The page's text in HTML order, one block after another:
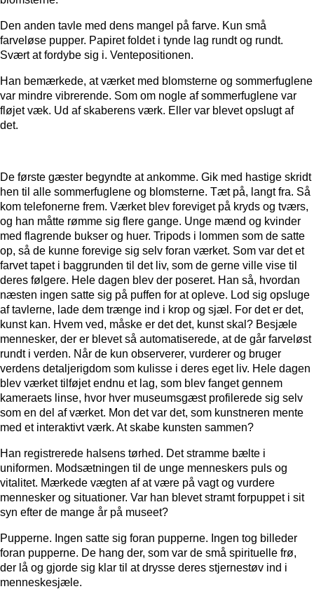
Den anden tavle med dens mangel på farve. Kun små
farveløse pupper. Papiret foldet i tynde lag rundt og rundt.
Svært at fordybe sig i. Ventepositionen.
Han bemærkede, at værket med blomsterne og sommerfuglene
var mindre vibrerende. Som om nogle af sommerfuglene var
fløjet væk. Ud af skaberens værk. Eller var blevet opslugt af
det.
De første gæster begyndte at ankomme. Gik med hastige skridt
hen til alle sommerfuglene og blomsterne. Tæt på, langt fra. Så
kom telefonerne frem. Værket blev foreviget på kryds og tværs,
og han måtte rømme sig flere gange. Unge mænd og kvinder
med flagrende bukser og huer. Tripods i lommen som de satte
op, så de kunne forevige sig selv foran værket. Som var det et
farvet tapet i baggrunden til det liv, som de gerne ville vise til
deres følgere. Hele dagen blev der poseret. Han så, hvordan
næsten ingen satte sig på puffen for at opleve. Lod sig opsluge
af tavlerne, lade dem trænge ind i krop og sjæl. For det er det,
kunst kan. Hvem ved, måske er det det, kunst skal? Besjæle
mennesker, der er blevet så automatiserede, at de går farveløst
rundt i verden. Når de kun observerer, vurderer og bruger
verdens detaljerigdom som kulisse i deres eget liv. Hele dagen
blev værket tilføjet endnu et lag, som blev fanget gennem
kameraets linse, hvor hver museumsgæst profilerede sig selv
som en del af værket. Mon det var det, som kunstneren mente
med et interaktivt værk. At skabe kunsten sammen?
Han registrerede halsens tørhed. Det stramme bælte i
uniformen. Modsætningen til de unge menneskers puls og
vitalitet. Mærkede vægten af at være på vagt og vurdere
mennesker og situationer. Var han blevet stramt forpuppet i sit
syn efter de mange år på museet?
Pupperne. Ingen satte sig foran pupperne. Ingen tog billeder
foran pupperne. De hang der, som var de små spirituelle frø,
der lå og gjorde sig klar til at drysse deres stjernestøv ind i
menneskesjæle.